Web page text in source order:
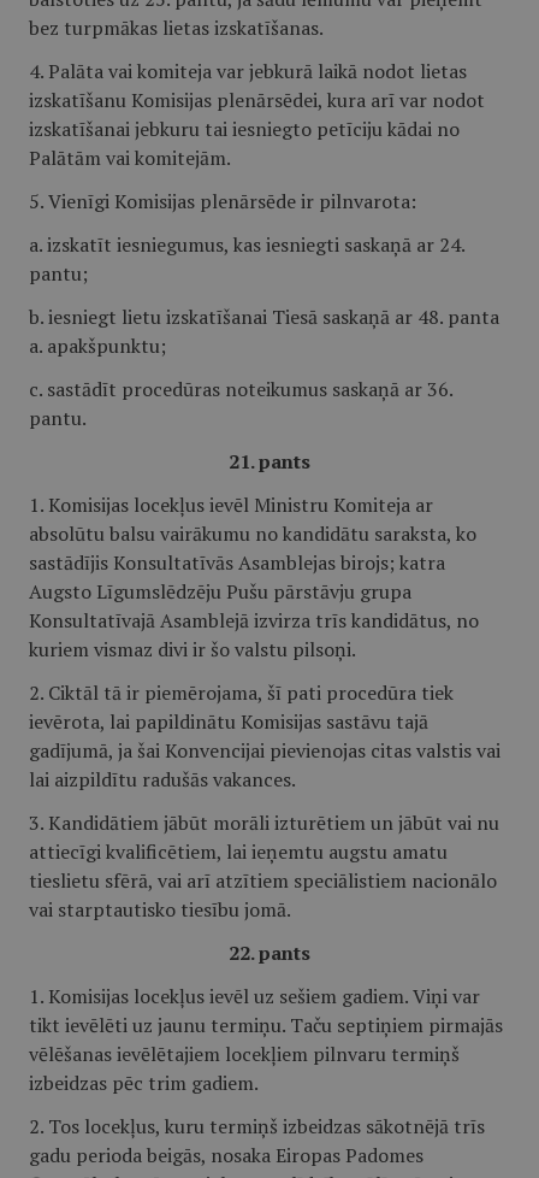
bez turpmākas lietas izskatīšanas.
4. Palāta vai komiteja var jebkurā laikā nodot lietas
izskatīšanu Komisijas plenārsēdei, kura arī var nodot
izskatīšanai jebkuru tai iesniegto petīciju kādai no
Palātām vai komitejām.
5. Vienīgi Komisijas plenārsēde ir pilnvarota:
a. izskatīt iesniegumus, kas iesniegti saskaņā ar 24.
pantu;
b. iesniegt lietu izskatīšanai Tiesā saskaņā ar 48. panta
a. apakšpunktu;
c. sastādīt procedūras noteikumus saskaņā ar 36.
pantu.
21. pants
1. Komisijas locekļus ievēl Ministru Komiteja ar
absolūtu balsu vairākumu no kandidātu saraksta, ko
sastādījis Konsultatīvās Asamblejas birojs; katra
Augsto Līgumslēdzēju Pušu pārstāvju grupa
Konsultatīvajā Asamblejā izvirza trīs kandidātus, no
kuriem vismaz divi ir šo valstu pilsoņi.
2. Ciktāl tā ir piemērojama, šī pati procedūra tiek
ievērota, lai papildinātu Komisijas sastāvu tajā
gadījumā, ja šai Konvencijai pievienojas citas valstis vai
lai aizpildītu radušās vakances.
3. Kandidātiem jābūt morāli izturētiem un jābūt vai nu
attiecīgi kvalificētiem, lai ieņemtu augstu amatu
tieslietu sfērā, vai arī atzītiem speciālistiem nacionālo
vai starptautisko tiesību jomā.
22. pants
1. Komisijas locekļus ievēl uz sešiem gadiem. Viņi var
tikt ievēlēti uz jaunu termiņu. Taču septiņiem pirmajās
vēlēšanas ievēlētajiem locekļiem pilnvaru termiņš
izbeidzas pēc trim gadiem.
2. Tos locekļus, kuru termiņš izbeidzas sākotnējā trīs
gadu perioda beigās, nosaka Eiropas Padomes